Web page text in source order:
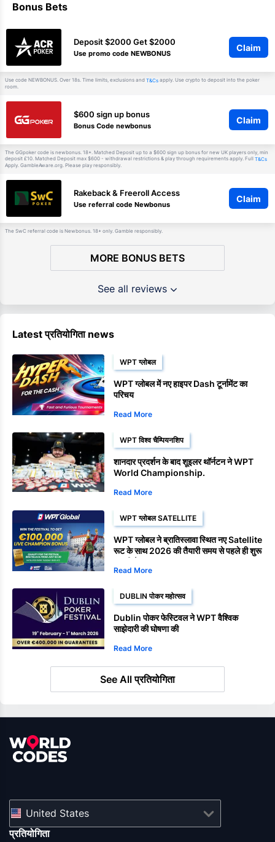
Bonus Bets
Deposit $2000 Get $2000
Use promo code NEWBONUS
Claim
Use code NEWBONUS. Over 18s. Time limits, exclusions and T&Cs apply. Use crypto to deposit into the poker
room.
$600 sign up bonus
Bonus Code newbonus
Claim
The GGpoker code is newbonus. 18+. Matched Deposit up to a $600 sign up bonus for new UK players only, min
deposit £10. Matched Deposit max $600 - withdrawal restrictions & play through requirements apply. Full T&Cs
Apply. GambleAware.org. Please play responsibly.
Rakeback & Freeroll Access
Use referral code Newbonus
Claim
The SwC referral code is Newbonus. 18+ only. Gamble responsibly.
MORE BONUS BETS
See all reviews
Latest प्रतियोगिता news
WPT ग्लोबल
WPT ग्लोबल में नए हाइपर Dash टूर्नामेंट का
परिचय
Read More
WPT विश्व चैम्पियनशिप
शानदार प्रदर्शन के बाद शूइलर थॉर्नटन ने WPT
World Championship.
Read More
WPT ग्लोबल SATELLITE
WPT ग्लोबल ने ब्रातिस्लावा स्थित नए Satellite
रूट के साथ 2026 की तैयारी समय से पहले ही शुरू
Read More
DUBLIN पोकर महोत्सव
Dublin पोकर फेस्टिवल ने WPT वैश्विक
साझेदारी की घोषणा की
Read More
See All प्रतियोगिता
United States
प्रतियोगिता